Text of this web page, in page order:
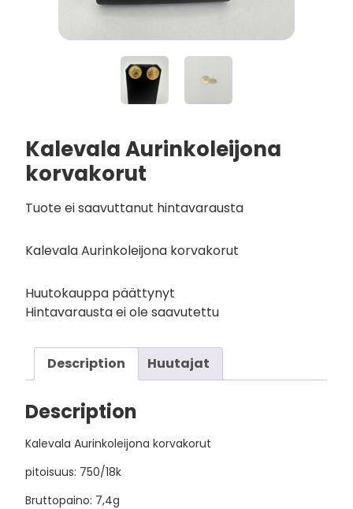
Kalevala Aurinkoleijona
korvakorut
Tuote ei saavuttanut hintavarausta
Kalevala Aurinkoleijona korvakorut
Huutokauppa päättynyt
Hintavarausta ei ole saavutettu
Description Huutajat
Description
Kalevala Aurinkoleijona korvakorut
pitoisuus: 750/18k
Bruttopaino: 7,4g